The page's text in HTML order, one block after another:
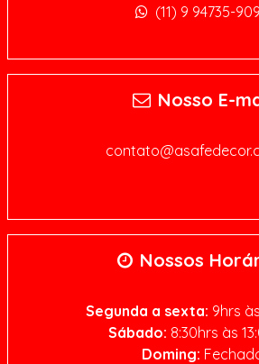
(11) 9 94735-
Nosso E-
Nossos
Segunda a sexta: 9hrs
Sábado: 8:30hrs às
Doming: